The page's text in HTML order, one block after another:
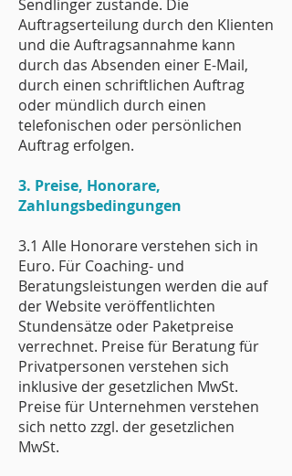
Sendlinger zustande. Die
Auftragserteilung durch den Klienten
und die Auftragsannahme kann
durch das Absenden einer E-Mail,
durch einen schriftlichen Auftrag
oder mündlich durch einen
telefonischen oder persönlichen
Auftrag erfolgen.
3. Preise, Honorare,
Zahlungsbedingungen
3.1 Alle Honorare verstehen sich in
Euro. Für Coaching- und
Beratungsleistungen werden die auf
der Website veröffentlichten
Stundensätze oder Paketpreise
verrechnet. Preise für Beratung für
Privatpersonen verstehen sich
inklusive der gesetzlichen MwSt.
Preise für Unternehmen verstehen
sich netto zzgl. der gesetzlichen
MwSt.